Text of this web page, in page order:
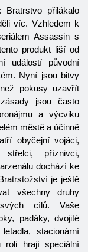
Bratrstvo přilákalo
víc. Vzhledem k
Assassin s
produkt liší od
událostí původní
Nyní jsou bitvy
pokusy uzavřít
jsou často
a výcviku
městě a účinně
obyčejní vojáci,
příznivci,
dochází ke
je ještě
všechny druhy
cílů. Vaše
padáky, dvojité
stacionární
roli hrají speciální